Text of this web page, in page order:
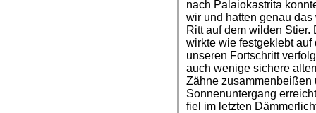
nach Palaiokastrita
wir und hatten genau
Ritt auf dem wilden Stier.
wirkte wie festgeklebt
unseren Fortschritt
auch wenige sichere
Zähne zusammenbeißen
Sonnenuntergang
fiel im letzten